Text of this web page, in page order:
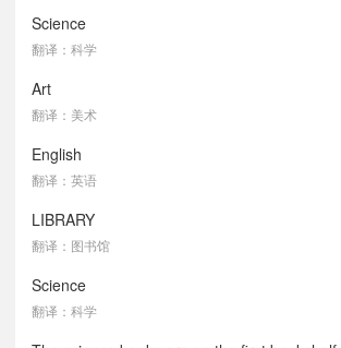
Science
翻译：科学
Art
翻译：美术
English
翻译：英语
LIBRARY
翻译：图书馆
Science
翻译：科学